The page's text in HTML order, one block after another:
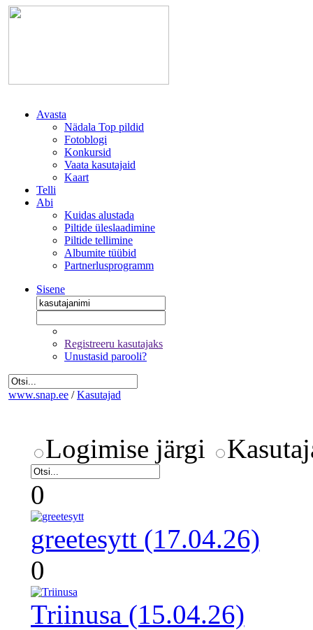
Avasta
Nädala Top pildid
Fotoblogi
Konkursid
Vaata kasutajaid
Kaart
Telli
Abi
Kuidas alustada
Piltide üleslaadimine
Piltide tellimine
Albumite tüübid
Partnerlusprogramm
Sisene
Registreeru kasutajaks
Unustasid parooli?
www.snap.ee / Kasutajad
Logimise järgi
0
greetesytt (17.04.26)
0
Triinusa (15.04.26)